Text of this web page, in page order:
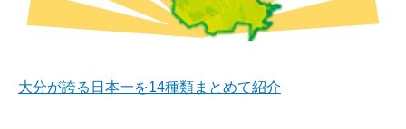
大分が誇る日本一を14種類まとめて紹介